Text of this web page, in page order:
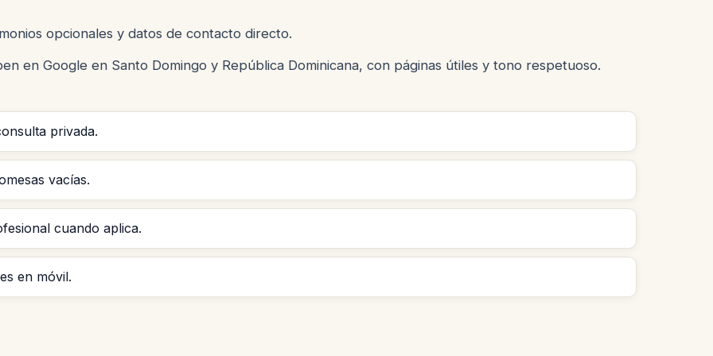
opcionales y datos de contacto directo.
en Google en Santo Domingo y República Dominicana, con páginas útiles y tono respetuoso.
privada.
vacías.
cuando aplica.
en móvil.